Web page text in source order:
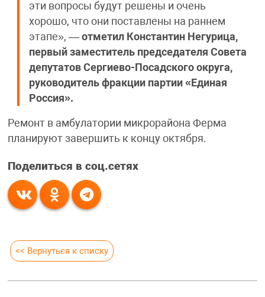
эти вопросы будут решены и очень
хорошо, что они поставлены на раннем
этапе», — отметил Константин Негурица,
первый заместитель председателя Совета
депутатов Сергиево-Посадского округа,
руководитель фракции партии «Единая
Россия».
Ремонт в амбулатории микрорайона Ферма
планируют завершить к концу октября.
Поделиться в соц.сетях
<< Вернуться к списку